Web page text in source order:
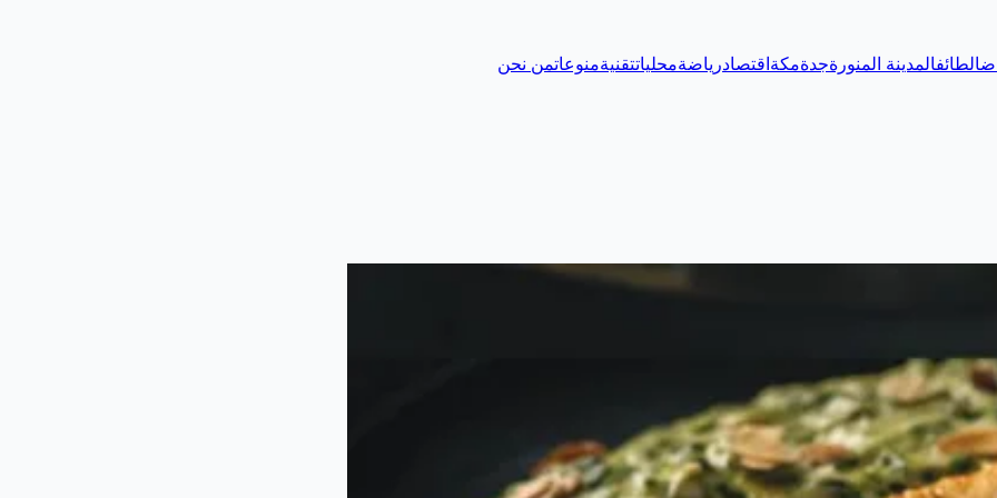
الطائفالمدينة المنورةجدةمكة اقتصادرياضةمحلياتتقنيةمنوعاتمن نحن